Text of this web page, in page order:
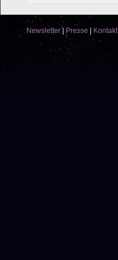
Newsletter| Presse| Kontakt